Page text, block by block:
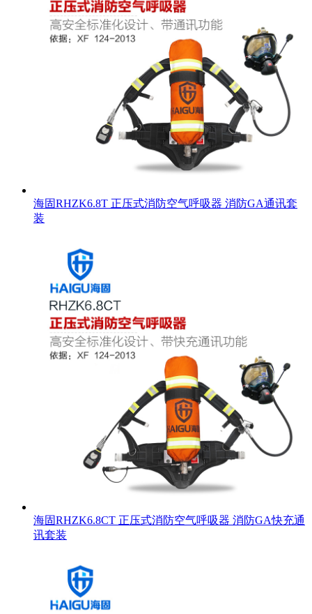
海固RHZK6.8T 正压式消防空气呼吸器 消防GA通讯套
装
海固RHZK6.8CT 正压式消防空气呼吸器 消防GA快充通
讯套装